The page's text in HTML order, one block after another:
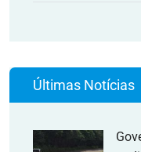
Últimas Notícias